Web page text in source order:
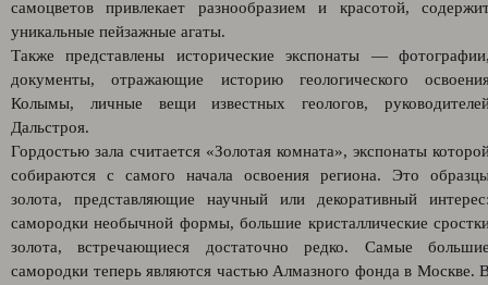
самоцветов привлекает разнообразием и красотой,
уникальные пейзажные агаты.
Также представлены исторические экспонаты —
документы, отражающие историю геологического
Колымы, личные вещи известных геологов,
Дальстроя.
Гордостью зала считается «Золотая комната», экспонаты
собираются с самого начала освоения региона. Это
золота, представляющие научный или декоративный
самородки необычной формы, большие кристаллические
золота, встречающиеся достаточно редко. Самые
самородки теперь являются частью Алмазного фонда в Москве.